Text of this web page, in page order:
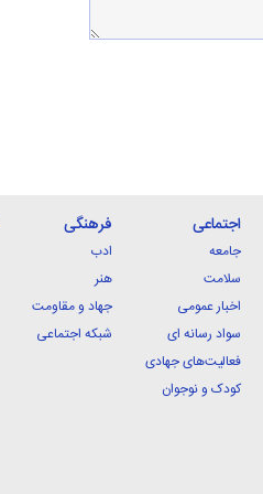
اجتماعی
جامعه
سلامت
اخبار عمومی
سواد رسانه ای
فعالیت‌های جهادی
کودک و نوجوان
فرهنگی
ادب
هنر
جهاد و مقاومت
شبکه اجتماعی